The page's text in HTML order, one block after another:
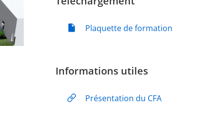
Plaquette de formation
Informations utiles
Présentation du CFA